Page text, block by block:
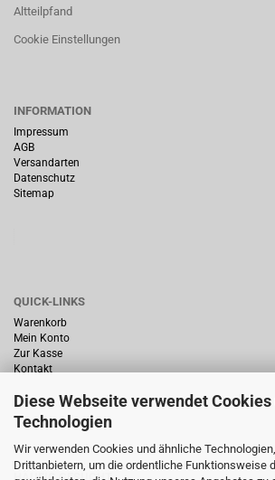
Diese Webseite verwendet
Technologien
Wir verwenden Cookies und ähnliche
Drittanbietern, um die ordentliche Funktionsweise
Altteilpfand
Cookie Einstellungen
INFORMATION
Impressum
AGB
Versandarten
Datenschutz
Sitemap
QUICK-LINKS
Warenkorb
Mein Konto
Zur Kasse
Kontakt
HÄUFIG GESUCHT